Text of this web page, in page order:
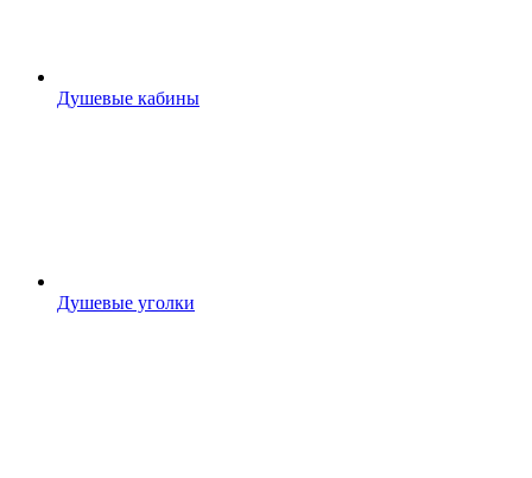
Душевые кабины
Душевые уголки